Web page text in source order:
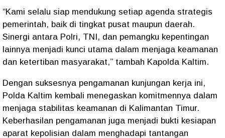
“Kami selalu siap mendukung setiap agenda strategis
pemerintah, baik di tingkat pusat maupun daerah.
Sinergi antara Polri, TNI, dan pemangku kepentingan
lainnya menjadi kunci utama dalam menjaga keamanan
dan ketertiban masyarakat,” tambah Kapolda Kaltim.
Dengan suksesnya pengamanan kunjungan kerja ini,
Polda Kaltim kembali menegaskan komitmennya dalam
menjaga stabilitas keamanan di Kalimantan Timur.
Keberhasilan pengamanan juga menjadi bukti kesiapan
aparat kepolisian dalam menghadapi tantangan